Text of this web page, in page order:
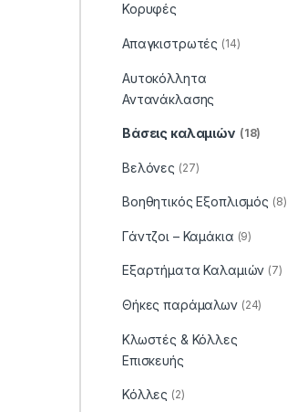
Κορυφές
Απαγκιστρωτές (14)
Αυτοκόλλητα
Αντανάκλασης
Βάσεις καλαμιών (18)
Βελόνες (27)
Βοηθητικός Εξοπλισμός (8)
Γάντζοι – Καμάκια (9)
Εξαρτήματα Καλαμιών (7)
Θήκες παράμαλων (24)
Κλωστές & Κόλλες
Επισκευής
Κόλλες (2)